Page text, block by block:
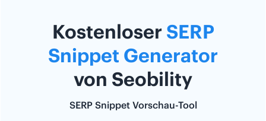
Kostenloser SERP
Snippet Generator
von Seobility
SERP Snippet Vorschau-Tool